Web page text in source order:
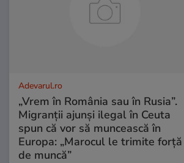
Adevarul.ro
„Vrem în România sau în Rusia”.
Migranții ajunși ilegal în Ceuta
spun că vor să muncească în
Europa: „Marocul le trimite forță
de muncă”